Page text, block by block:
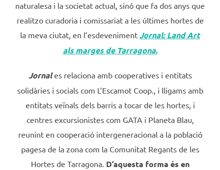
naturalesa i la societat actual, sinó que fa dos anys que
realitzo curadoria i comissariat a les últimes hortes de
la meva ciutat, en l’esdeveniment Jornal: Land Art
als marges de Tarragona.
Jornales relaciona amb cooperatives i entitats
solidàries i socials com L’Escamot Coop., i lligams amb
entitats veïnals dels barris a tocar de les hortes, i
centres excursionistes com GATA i Planeta Blau,
reunint en cooperació intergeneracional a la població
pagesa de la zona com la Comunitat Regants de les
Hortes de Tarragona. D’aquesta forma és en